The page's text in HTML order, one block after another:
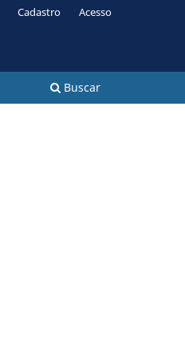
Buscar
Cadastro Acesso